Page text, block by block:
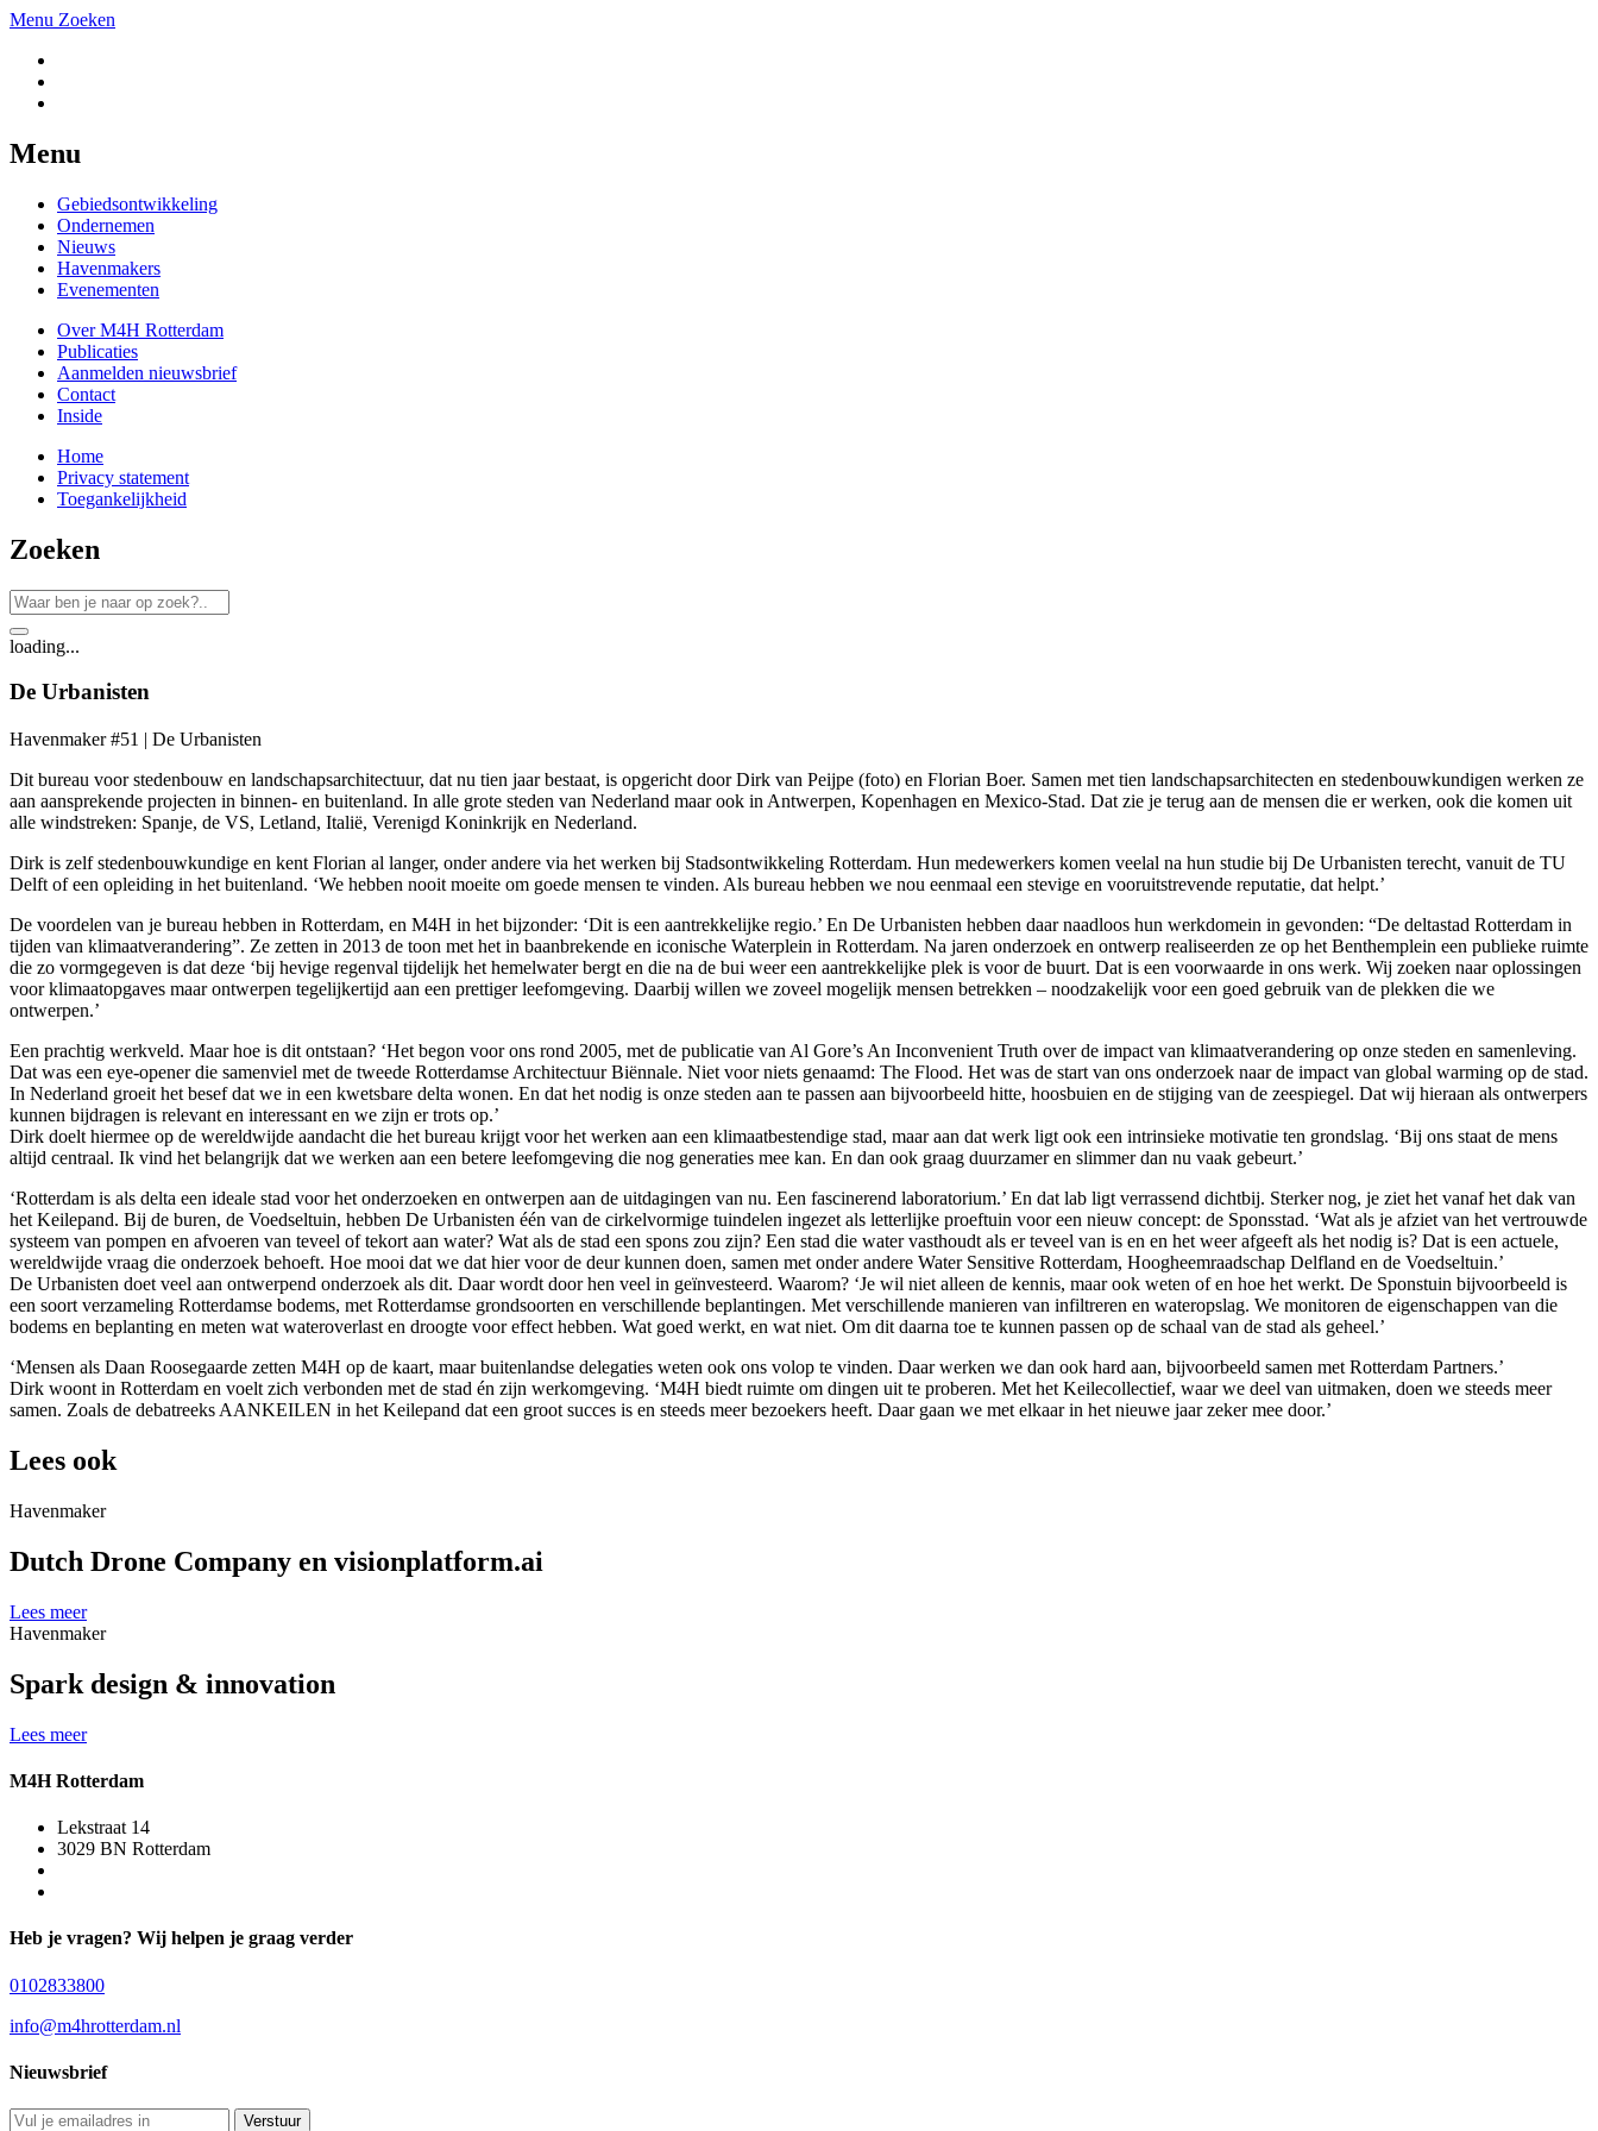
Menu Zoeken
Menu
Gebiedsontwikkeling
Ondernemen
Nieuws
Havenmakers
Evenementen
Over M4H Rotterdam
Publicaties
Aanmelden nieuwsbrief
Contact
Inside
Home
Privacy statement
Toegankelijkheid
Zoeken
loading...
De Urbanisten
Havenmaker #51 | De Urbanisten
Dit bureau voor stedenbouw en landschapsarchitectuur, dat nu tien jaar bestaat, is opgericht door Dirk van Peijpe (foto) en Florian Boer. Samen met tien landschapsarchitecten en stedenbouwkundigen werken ze
aan aansprekende projecten in binnen- en buitenland. In alle grote steden van Nederland maar ook in Antwerpen, Kopenhagen en Mexico-Stad. Dat zie je terug aan de mensen die er werken, ook die komen uit
alle windstreken: Spanje, de VS, Letland, Italië, Verenigd Koninkrijk en Nederland.
Dirk is zelf stedenbouwkundige en kent Florian al langer, onder andere via het werken bij Stadsontwikkeling Rotterdam. Hun medewerkers komen veelal na hun studie bij De Urbanisten terecht, vanuit de TU
Delft of een opleiding in het buitenland. ‘We hebben nooit moeite om goede mensen te vinden. Als bureau hebben we nou eenmaal een stevige en vooruitstrevende reputatie, dat helpt.’
De voordelen van je bureau hebben in Rotterdam, en M4H in het bijzonder: ‘Dit is een aantrekkelijke regio.’ En De Urbanisten hebben daar naadloos hun werkdomein in gevonden: “De deltastad Rotterdam in
tijden van klimaatverandering”. Ze zetten in 2013 de toon met het in baanbrekende en iconische Waterplein in Rotterdam. Na jaren onderzoek en ontwerp realiseerden ze op het Benthemplein een publieke ruimte
die zo vormgegeven is dat deze ‘bij hevige regenval tijdelijk het hemelwater bergt en die na de bui weer een aantrekkelijke plek is voor de buurt. Dat is een voorwaarde in ons werk. Wij zoeken naar oplossingen
voor klimaatopgaves maar ontwerpen tegelijkertijd aan een prettiger leefomgeving. Daarbij willen we zoveel mogelijk mensen betrekken – noodzakelijk voor een goed gebruik van de plekken die we
ontwerpen.’
Een prachtig werkveld. Maar hoe is dit ontstaan? ‘Het begon voor ons rond 2005, met de publicatie van Al Gore’s An Inconvenient Truth over de impact van klimaatverandering op onze steden en samenleving.
Dat was een eye-opener die samenviel met de tweede Rotterdamse Architectuur Biënnale. Niet voor niets genaamd: The Flood. Het was de start van ons onderzoek naar de impact van global warming op de stad.
In Nederland groeit het besef dat we in een kwetsbare delta wonen. En dat het nodig is onze steden aan te passen aan bijvoorbeeld hitte, hoosbuien en de stijging van de zeespiegel. Dat wij hieraan als ontwerpers
kunnen bijdragen is relevant en interessant en we zijn er trots op.’
Dirk doelt hiermee op de wereldwijde aandacht die het bureau krijgt voor het werken aan een klimaatbestendige stad, maar aan dat werk ligt ook een intrinsieke motivatie ten grondslag. ‘Bij ons staat de mens
altijd centraal. Ik vind het belangrijk dat we werken aan een betere leefomgeving die nog generaties mee kan. En dan ook graag duurzamer en slimmer dan nu vaak gebeurt.’
‘Rotterdam is als delta een ideale stad voor het onderzoeken en ontwerpen aan de uitdagingen van nu. Een fascinerend laboratorium.’ En dat lab ligt verrassend dichtbij. Sterker nog, je ziet het vanaf het dak van
het Keilepand. Bij de buren, de Voedseltuin, hebben De Urbanisten één van de cirkelvormige tuindelen ingezet als letterlijke proeftuin voor een nieuw concept: de Sponsstad. ‘Wat als je afziet van het vertrouwde
systeem van pompen en afvoeren van teveel of tekort aan water? Wat als de stad een spons zou zijn? Een stad die water vasthoudt als er teveel van is en en het weer afgeeft als het nodig is? Dat is een actuele,
wereldwijde vraag die onderzoek behoeft. Hoe mooi dat we dat hier voor de deur kunnen doen, samen met onder andere Water Sensitive Rotterdam, Hoogheemraadschap Delfland en de Voedseltuin.’
De Urbanisten doet veel aan ontwerpend onderzoek als dit. Daar wordt door hen veel in geïnvesteerd. Waarom? ‘Je wil niet alleen de kennis, maar ook weten of en hoe het werkt. De Sponstuin bijvoorbeeld is
een soort verzameling Rotterdamse bodems, met Rotterdamse grondsoorten en verschillende beplantingen. Met verschillende manieren van infiltreren en wateropslag. We monitoren de eigenschappen van die
bodems en beplanting en meten wat wateroverlast en droogte voor effect hebben. Wat goed werkt, en wat niet. Om dit daarna toe te kunnen passen op de schaal van de stad als geheel.’
‘Mensen als Daan Roosegaarde zetten M4H op de kaart, maar buitenlandse delegaties weten ook ons volop te vinden. Daar werken we dan ook hard aan, bijvoorbeeld samen met Rotterdam Partners.’
Dirk woont in Rotterdam en voelt zich verbonden met de stad én zijn werkomgeving. ‘M4H biedt ruimte om dingen uit te proberen. Met het Keilecollectief, waar we deel van uitmaken, doen we steeds meer
samen. Zoals de debatreeks AANKEILEN in het Keilepand dat een groot succes is en steeds meer bezoekers heeft. Daar gaan we met elkaar in het nieuwe jaar zeker mee door.’
Lees ook
Havenmaker
Dutch Drone Company en visionplatform.ai
Lees meer
Havenmaker
Spark design & innovation
Lees meer
M4H Rotterdam
Lekstraat 14
3029 BN Rotterdam
Heb je vragen? Wij helpen je graag verder
0102833800
info@m4hrotterdam.nl
Nieuwsbrief
Verstuur